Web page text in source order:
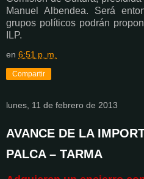
Manuel Albendea. Será
grupos políticos podrán
ILP.
en 6:51 p. m.
Compartir
lunes, 11 de febrero de 2013
AVANCE DE LA
PALCA – TARMA